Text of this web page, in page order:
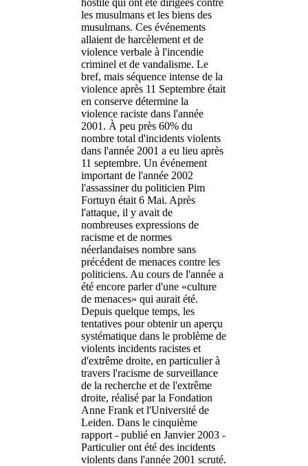
les musulmans et les biens des
musulmans. Ces événements
allaient de harcèlement et de
violence verbale à l'incendie
criminel et de vandalisme. Le
bref, mais séquence intense de la
violence après 11 Septembre était
en conserve détermine la
violence raciste dans l'année
2001. À peu près 60% du
nombre total d'incidents violents
dans l'année 2001 a eu lieu après
11 septembre. Un événement
important de l'année 2002
l'assassiner du politicien Pim
Fortuyn était 6 Mai. Après
l'attaque, il y avait de
nombreuses expressions de
racisme et de normes
néerlandaises nombre sans
précédent de menaces contre les
politiciens. Au cours de l'année a
été encore parler d'une «culture
de menaces» qui aurait été.
Depuis quelque temps, les
tentatives pour obtenir un aperçu
systématique dans le problème de
violents incidents racistes et
d'extrême droite, en particulier à
travers l'racisme de surveillance
de la recherche et de l'extrême
droite, réalisé par la Fondation
Anne Frank et l'Université de
Leiden. Dans le cinquième
rapport - publié en Janvier 2003 -
Particulier ont été des incidents
violents dans l'année 2001 scruté.